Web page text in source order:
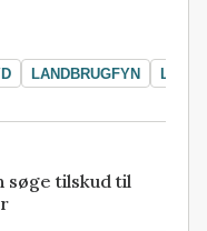
LANDBRUGFYN
søge tilskud til